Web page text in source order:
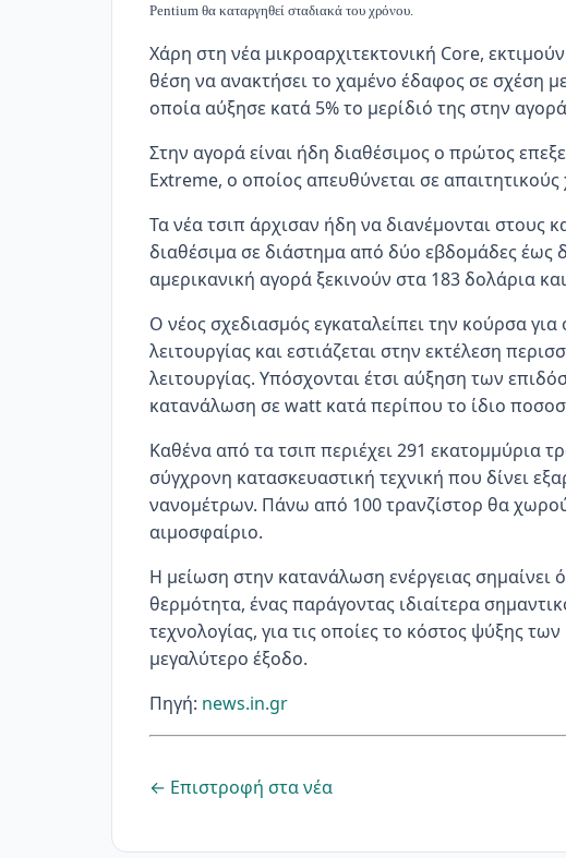
Pentium θα καταργηθεί σταδιακά του χρόνου.
Χάρη στη νέα μικροαρχιτεκτονική Core,
θέση να ανακτήσει το χαμένο έδαφος σε σχέση
οποία αύξησε κατά 5% το μερίδιό της στην
Στην αγορά είναι ήδη διαθέσιμος ο πρώτος
Extreme, ο οποίος απευθύνεται σε
Τα νέα τσιπ άρχισαν ήδη να διανέμονται στους
διαθέσιμα σε διάστημα από δύο εβδομάδες έως
αμερικανική αγορά ξεκινούν στα 183 δολάρια
Ο νέος σχεδιασμός εγκαταλείπει την κούρσα
λειτουργίας και εστιάζεται στην εκτέλεση
λειτουργίας. Υπόσχονται έτσι αύξηση των
κατανάλωση σε watt κατά περίπου το ίδιο
Καθένα από τα τσιπ περιέχει 291 εκατομμύρια
σύγχρονη κατασκευαστική τεχνική που δίνει
νανομέτρων. Πάνω από 100 τρανζίστορ θα
αιμοσφαίριο.
Η μείωση στην κατανάλωση ενέργειας σημαίνει
θερμότητα, ένας παράγοντας ιδιαίτερα
τεχνολογίας, για τις οποίες το κόστος ψύξης
μεγαλύτερο έξοδο.
Πηγή: news.in.gr
← Επιστροφή στα νέα